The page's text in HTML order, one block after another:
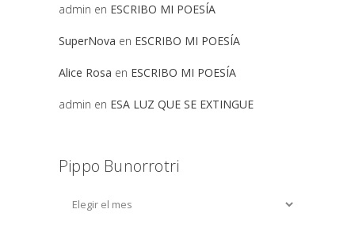
admin en ESCRIBO MI POESÍA
SuperNova en ESCRIBO MI POESÍA
Alice Rosa en ESCRIBO MI POESÍA
admin en ESA LUZ QUE SE EXTINGUE
Pippo Bunorrotri